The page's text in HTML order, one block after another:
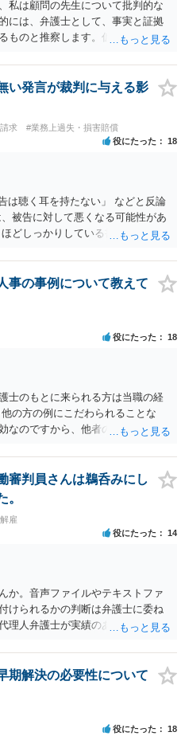
合は解雇が有効と判断される可能
員だから直ちに解雇しやすいとい
の中途社員の場合は雇用契約上、
め能力不足か否かの判断が給与の
判断される結果、解雇の有効性の
はあると考えます。 もっとも、高
解雇のハードルは相応に高いもの
避ける観点からは、会社側として
で募集する、試用期間付を設け
方法もあり得るかと存じます。
、運用面によっては実質的に雇
クもありますので顧問弁護士の先
さい。）
私は顧問の先生について批判的な
には、弁護士として、事実と証拠
ものと推察します。仮に弁護士の
いのであれば、また、こちらにお
すれば、弁護士のせいではなく、
の判断であり、責任ではないかと
しくないことやリスクをいくらお
い経営者や依頼者はいますし、代
くまで決めるのは依頼者ですか
任は弁護士にあるわけではない、
ような場合、仕事をしていて心地
検討することもありますが、最終
考えて続けることもあります。 ご
応や方針に疑問を持ち、それによ
までは会社がたち行かなくなると
が経営者に対してその旨を伝え、
はいかがでしょうか。
い発言が裁判に与える影
求 #業務上過失・損害賠償
役にたった 18
は聴く耳を持たない」 などと反論
被告に対して悪くなる可能性があ
どしっかりしている書面でなけれ
の主張と証拠の的確さに尽きま
項」です。 法律的に全く意味がな
から、少なくとも記載する必要は
とが記載された場合には、完全ス
す。
事の事例について教えて
役にたった 18
士のもとに来られる方は当職の経
の方の例にこだわられることな
なのですから、他者の目を気にせ
通常の会社であれば、法的に見て
の対応については注意されること
をしてさらに紛争化することは避
められないことに業をにやして、
よる失職を狙うような会社もなき
社であれば、いたずらに在籍して
て有利に使って転職することも選
す。
審判員さんは鵜呑みにし
。
雇
役にたった 14
か。音声ファイルやテキストファ
けられるかの判断は弁護士に委ね
理人弁護士が実績のある方たちな
さい。
期解決の必要性について
役にたった 18